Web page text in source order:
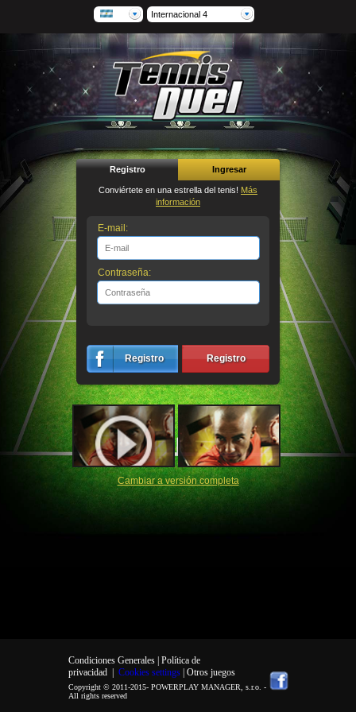
Internacional 4
Registro Ingresar
Conviértete en una estrella del tenis! Más
información
E-mail:
Contraseña:
Registro Registro
Cambiar a versión completa
Condiciones Generales | Política de
privacidad| Cookies settings | Otros juegos
Copyright © 2011-2015- POWERPLAY MANAGER, s.r.o. -
All rights reserved